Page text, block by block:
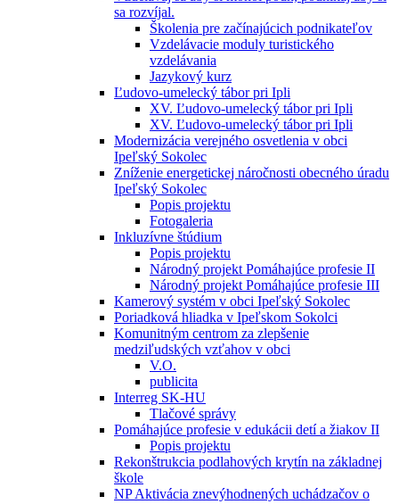
sa rozvíjal.
Školenia pre začínajúcich podnikateľov
Vzdelávacie moduly turistického
vzdelávania
Jazykový kurz
Ľudovo-umelecký tábor pri Ipli
XV. Ľudovo-umelecký tábor pri Ipli
XV. Ľudovo-umelecký tábor pri Ipli
Modernizácia verejného osvetlenia v obci
Ipeľský Sokolec
Zníženie energetickej náročnosti obecného úradu
Ipeľský Sokolec
Popis projektu
Fotogaleria
Inkluzívne štúdium
Popis projektu
Národný projekt Pomáhajúce profesie II
Národný projekt Pomáhajúce profesie III
Kamerový systém v obci Ipeľský Sokolec
Poriadková hliadka v Ipeľskom Sokolci
Komunitným centrom za zlepšenie
medziľudských vzťahov v obci
V.O.
publicita
Interreg SK-HU
Tlačové správy
Pomáhajúce profesie v edukácii detí a žiakov II
Popis projektu
Rekonštrukcia podlahových krytín na základnej
škole
NP Aktivácia znevýhodnených uchádzačov o